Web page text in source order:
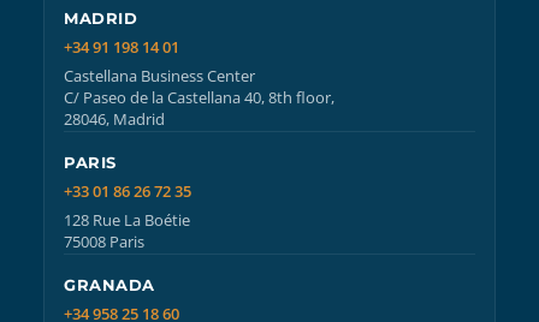
MADRID
+34 91 198 14 01
Castellana Business Center
C/ Paseo de la Castellana 40, 8th floor,
28046, Madrid
PARIS
+33 01 86 26 72 35
128 Rue La Boétie
75008 Paris
GRANADA
+34 958 25 18 60